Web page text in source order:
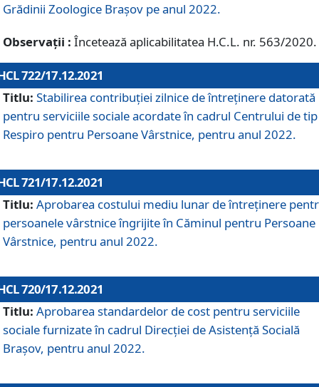
Grădinii Zoologice Braşov pe anul 2022.
Observații : Încetează aplicabilitatea H.C.L. nr. 563/2020.
722/17.12.2021
Titlu: Stabilirea contribuţiei zilnice de întreținere datorată
pentru serviciile sociale acordate în cadrul Centrului de tip
Respiro pentru Persoane Vârstnice, pentru anul 2022.
721/17.12.2021
Titlu: Aprobarea costului mediu lunar de întreţinere
persoanele vârstnice îngrijite în Căminul pentru Persoane
Vârstnice, pentru anul 2022.
720/17.12.2021
Titlu: Aprobarea standardelor de cost pentru serviciile
sociale furnizate în cadrul Direcției de Asistență Socială
Brașov, pentru anul 2022.